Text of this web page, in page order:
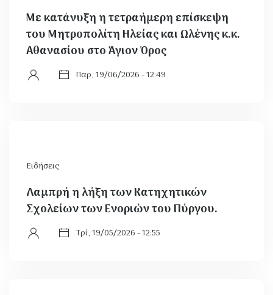
Με κατάνυξη η τετραήμερη επίσκεψη
του Μητροπολίτη Ηλείας και Ωλένης κ.κ.
Αθανασίου στο Άγιον Όρος
Παρ, 19/06/2026 - 12:49
Ειδήσεις
Λαμπρή η λήξη των Κατηχητικών
Σχολείων των Ενοριών του Πύργου.
Τρί, 19/05/2026 - 12:55